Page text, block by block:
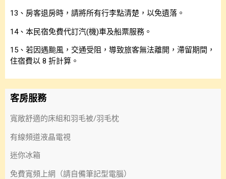
13、房客退房時，請將所有行李點清楚，以免遺落。
14、本民宿免費代訂汽(機)車及船票服務。
15、若因遇颱風，交通受阻，導致旅客無法離開，滯留期間，
住宿費以 8 折計算。
客房服務
寬敞舒適的床組和羽毛被/羽毛枕
有線頻道液晶電視
迷你冰箱
免費寬頻上網（請自備筆記型電腦）